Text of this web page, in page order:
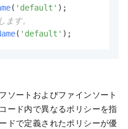
( 'default'
す。
( 'default' );
ソートおよびファインソート
ード内で異なるポリシーを指
ドで定義されたポリシーが優